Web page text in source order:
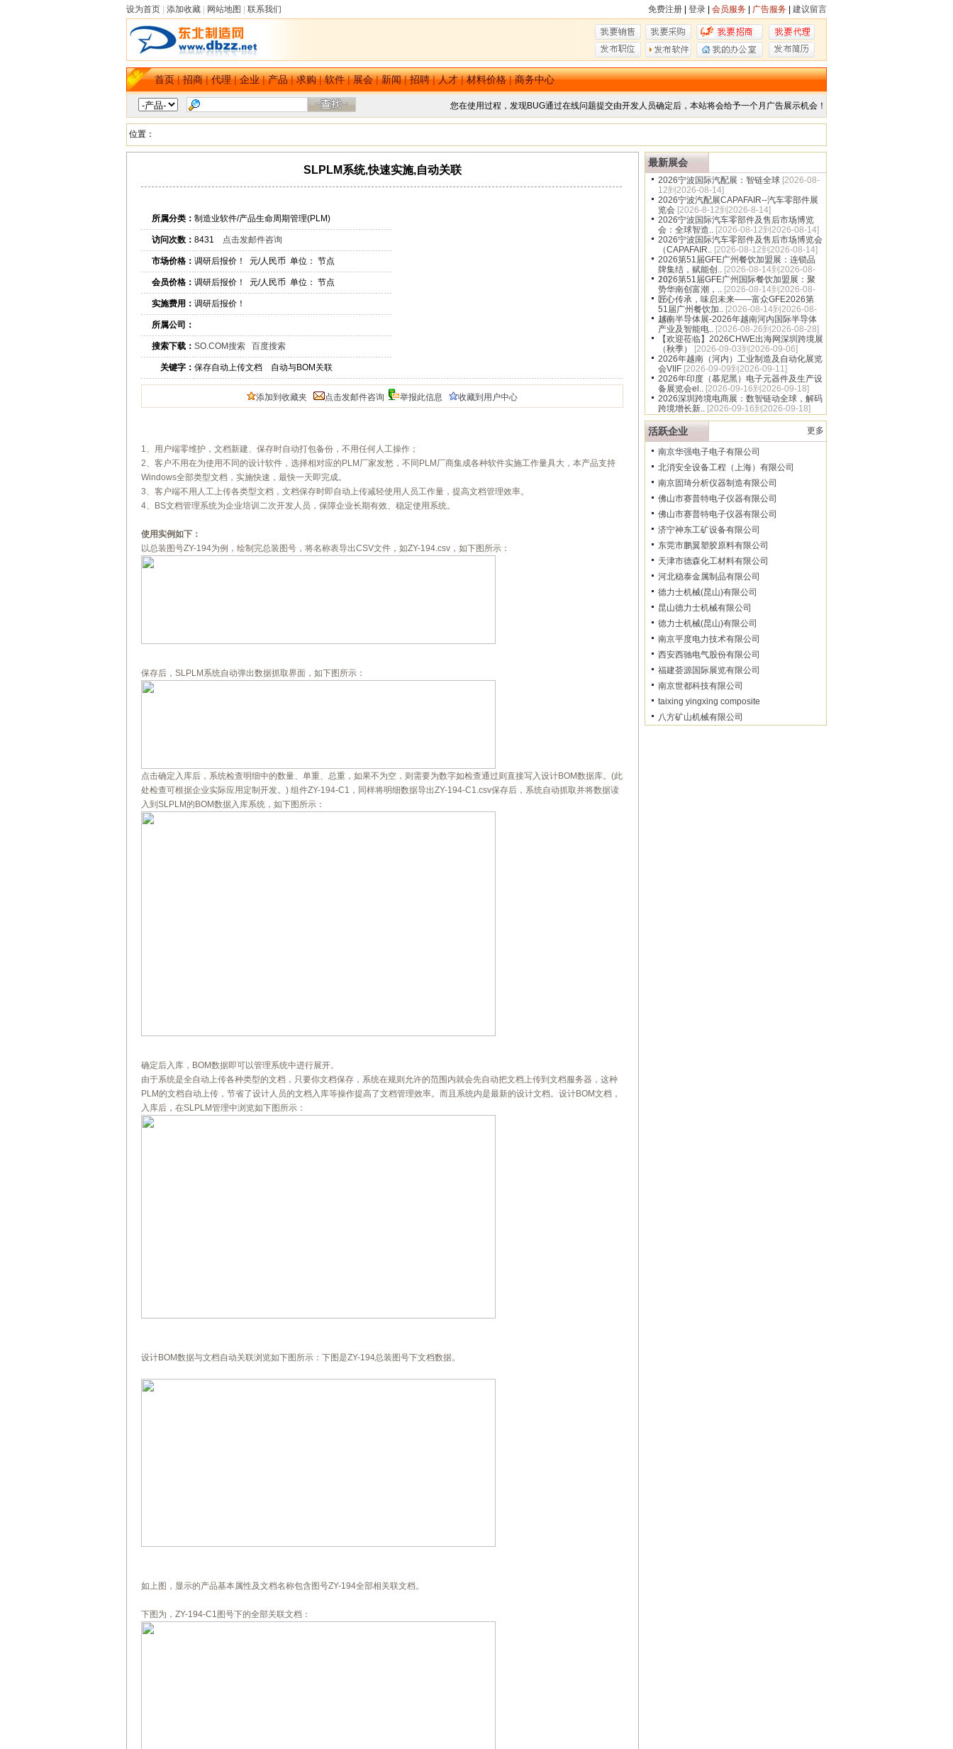
设为首页 添加收藏 网站地图 联系我们 免费注册 登录 会员服务 广告服务 建议留言
首页|招商|代理|企业|产品|求购|软件|展会|新闻|招聘|人才|材料价格|商务中心
您在使用过程，发现BUG通过在线问题提交由开发人员确定后，本站将会给予一个月广告展示机会！
位置：
SLPLM系统,快速实施,自动关联
所属分类： 制造业软件/产品生命周期管理(PLM)
访问次数： 8431 点击发邮件咨询
市场价格： 调研后报价！ 元/人民币 单位： 节点
会员价格： 调研后报价！ 元/人民币 单位： 节点
实施费用： 调研后报价！
所属公司：
搜索下载： SO.COM搜索 百度搜索
关键字： 保存自动上传文档 自动与BOM关联
添加到收藏夹 点击发邮件咨询 举报此信息 收藏到用户中心
1、用户端零维护，文档新建、保存时自动打包备份，不用任何人工操作；
2、客户不用在为使用不同的设计软件，选择相对应的PLM厂家发愁，不同PLM厂商集成各种软件实施工作量具大，本产品支持
Windows全部类型文档，实施快速，最快一天即完成。
3、客户端不用人工上传各类型文档，文档保存时即自动上传减轻使用人员工作量，提高文档管理效率。
4、BS文档管理系统为企业培训二次开发人员，保障企业长期有效、稳定使用系统。
使用实例如下：
以总装图号ZY-194为例，绘制完总装图号，将名称表导出CSV文件，如ZY-194.csv，如下图所示：
保存后，SLPLM系统自动弹出数据抓取界面，如下图所示：
点击确定入库后，系统检查明细中的数量、单重、总重，如果不为空，则需要为数字如检查通过则直接写入设计BOM数据库。(此
处检查可根据企业实际应用定制开发。) 组件ZY-194-C1，同样将明细数据导出ZY-194-C1.csv保存后，系统自动抓取并将数据读
入到SLPLM的BOM数据入库系统，如下图所示：
确定后入库，BOM数据即可以管理系统中进行展开。
由于系统是全自动上传各种类型的文档，只要你文档保存，系统在规则允许的范围内就会先自动把文档上传到文档服务器，这种
PLM的文档自动上传，节省了设计人员的文档入库等操作提高了文档管理效率。而且系统内是最新的设计文档。设计BOM文档，
入库后，在SLPLM管理中浏览如下图所示：
设计BOM数据与文档自动关联浏览如下图所示：下图是ZY-194总装图号下文档数据。
如上图，显示的产品基本属性及文档名称包含图号ZY-194全部相关联文档。
下图为，ZY-194-C1图号下的全部关联文档：
最新展会
2026宁波国际汽配展：智链全球 [2026-08-
12到2026-08-14]
2026宁波汽配展CAPAFAIR--汽车零部件展
览会 [2026-8-12到2026-8-14]
2026宁波国际汽车零部件及售后市场博览
会：全球智造.. [2026-08-12到2026-08-14]
2026宁波国际汽车零部件及售后市场博览会
（CAPAFAIR.. [2026-08-12到2026-08-14]
2026第51届GFE广州餐饮加盟展：连锁品
牌集结，赋能创.. [2026-08-14到2026-08-
16]
2026第51届GFE广州国际餐饮加盟展：聚
势华南创富潮，.. [2026-08-14到2026-08-
16]
匠心传承，味启未来——富众GFE2026第
51届广州餐饮加.. [2026-08-14到2026-08-
16]
越南半导体展-2026年越南河内国际半导体
产业及智能电.. [2026-08-26到2026-08-28]
【欢迎莅临】2026CHWE出海网深圳跨境展
（秋季）
[2026-09-03到2026-09-06]
2026年越南（河内）工业制造及自动化展览
会VIIF [2026-09-09到2026-09-11]
2026年印度（慕尼黑）电子元器件及生产设
备展览会el.. [2026-09-16到2026-09-18]
2026深圳跨境电商展：数智链动全球，解码
跨境增长新.. [2026-09-16到2026-09-18]
活跃企业 更多
南京华强电子电子有限公司
北消安全设备工程（上海）有限公司
南京固琦分析仪器制造有限公司
佛山市赛普特电子仪器有限公司
佛山市赛普特电子仪器有限公司
济宁神东工矿设备有限公司
东莞市鹏翼塑胶原料有限公司
天津市德森化工材料有限公司
河北稳泰金属制品有限公司
德力士机械(昆山)有限公司
昆山德力士机械有限公司
德力士机械(昆山)有限公司
南京平度电力技术有限公司
西安西驰电气股份有限公司
福建荟源国际展览有限公司
南京世都科技有限公司
taixing yingxing composite
八方矿山机械有限公司